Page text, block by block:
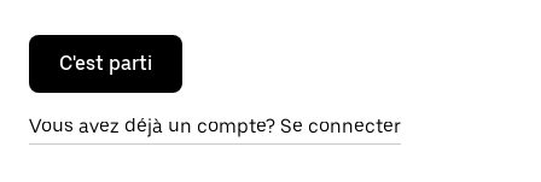
C'est parti
Vous avez déjà un compte? Se connecter